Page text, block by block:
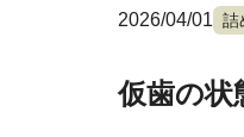
2026/04/01 詰
仮歯の状